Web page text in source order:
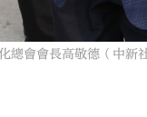
總會會長高敬德（中新